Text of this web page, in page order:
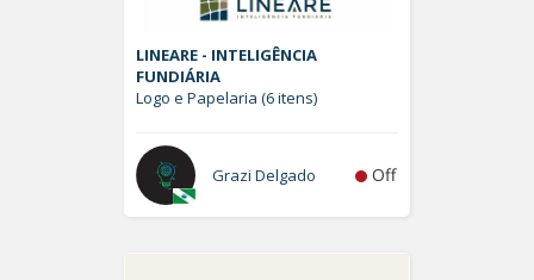
LINEARE - INTELIGÊNCIA
FUNDIÁRIA
Logo e Papelaria (6 itens)
Grazi Delgado Off